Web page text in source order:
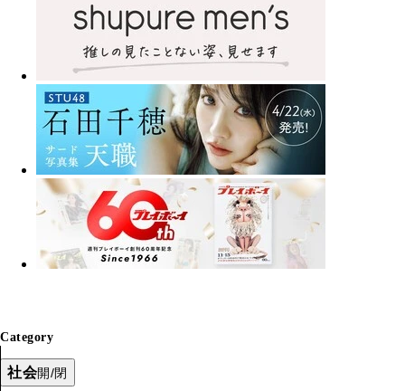
Category
社会開/閉